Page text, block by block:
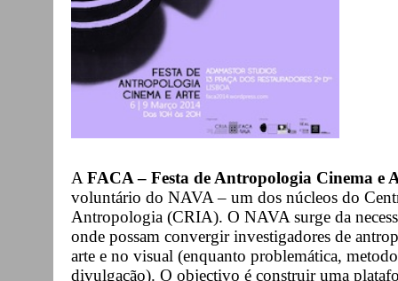
A FACA – Festa de Antropologia Cinema e
voluntário do NAVA – um dos núcleos do
Antropologia (CRIA). O NAVA surge da
onde possam convergir investigadores de
arte e no visual (enquanto problemática,
divulgação). O objectivo é construir uma